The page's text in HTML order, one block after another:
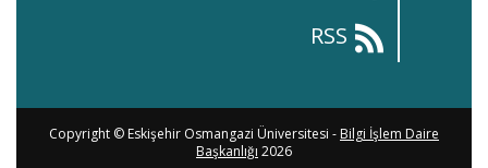
RSS
Copyright © Eskişehir Osmangazi Üniversitesi - Bilgi İşlem Daire
Başkanlığı 2026